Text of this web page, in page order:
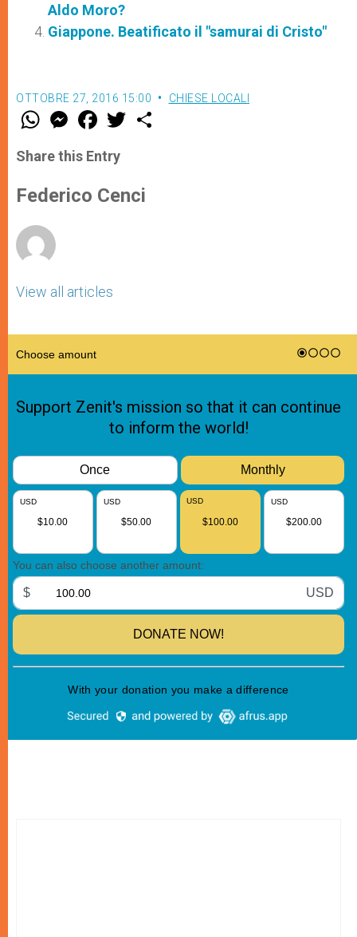
Aldo Moro?
Giappone. Beatificato il "samurai di Cristo"
OTTOBRE 27, 2016 15:00 CHIESE LOCALI
W
t
s
p
p
M
e
s
e
g
e
F
a
e
b
o
k
w
r
Share this Entry
Federico Cenci
View all articles